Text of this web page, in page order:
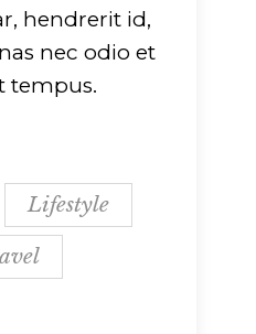
hendrerit id,
nec odio et
tempus.
Lifestyle